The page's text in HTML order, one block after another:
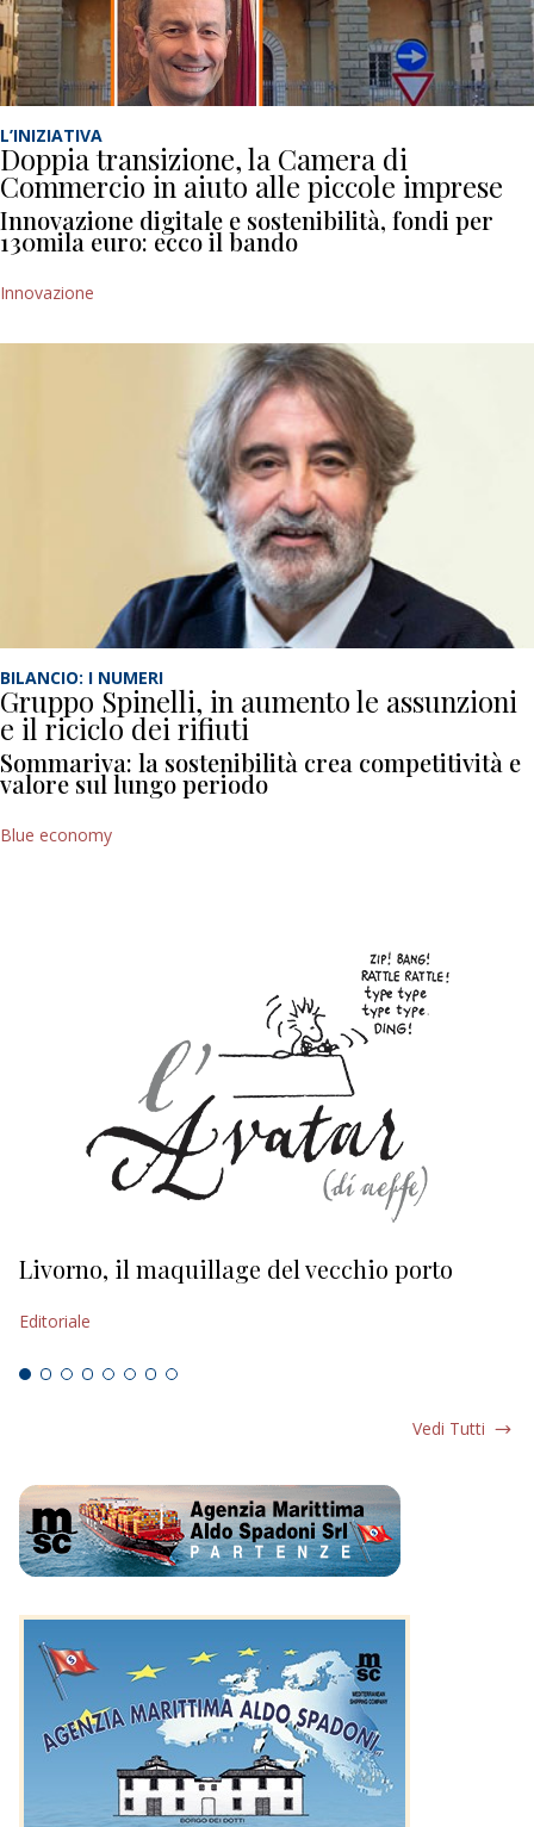
L’INIZIATIVA
Doppia transizione, la Camera di
Commercio in aiuto alle piccole imprese
Innovazione digitale e sostenibilità, fondi per
130mila euro: ecco il bando
Innovazione
BILANCIO: I NUMERI
Gruppo Spinelli, in aumento le assunzioni
e il riciclo dei rifiuti
Sommariva: la sostenibilità crea competitività e
valore sul lungo periodo
Blue economy
Livorno, il maquillage del vecchio porto
Editoriale
Vedi Tutti